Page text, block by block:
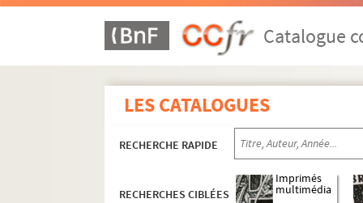
Catalogue
LES CATALOGUES
RECHERCHE RAPIDE
RECHERCHES CIBLÉES
Imprimés
multimédia